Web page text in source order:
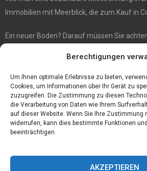
Berechtigungen
Um Ihnen optimale Erlebnisse zu bieten,
Cookies, um Informationen über Ihr Gerät zu
zuzugreifen. Die Zustimmung zu diesen
die Verarbeitung von Daten wie Ihrem
auf dieser Website. Wenn Sie Ihre Zustimmung
widerrufen, kann dies bestimmte Funktionen
beeinträchtigen.
AKZEPTIEREN
Immobilien mit Meerblick, die zum Kauf in
Ein neuer Boden? Darauf müssen Sie
Eine effiziente Sackentleerung zur